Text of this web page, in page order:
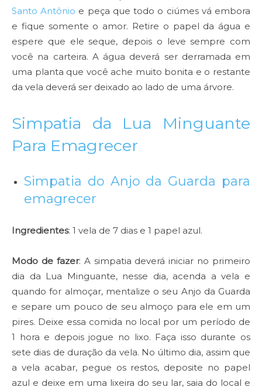
Santo Antônio e peça que todo o ciúmes vá embora
e fique somente o amor. Retire o papel da água e
espere que ele seque, depois o leve sempre com
você na carteira. A água deverá ser derramada em
uma planta que você ache muito bonita e o restante
da vela deverá ser deixado ao lado de uma árvore.
Simpatia da Lua Minguante
Para Emagrecer
Simpatia do Anjo da Guarda para
emagrecer
Ingredientes: 1 vela de 7 dias e 1 papel azul.
Modo de fazer: A simpatia deverá iniciar no primeiro
dia da Lua Minguante, nesse dia, acenda a vela e
quando for almoçar, mentalize o seu Anjo da Guarda
e separe um pouco de seu almoço para ele em um
pires. Deixe essa comida no local por um período de
1 hora e depois jogue no lixo. Faça isso durante os
sete dias de duração da vela. No último dia, assim que
a vela acabar, pegue os restos, deposite no papel
azul e deixe em uma lixeira do seu lar, saia do local e